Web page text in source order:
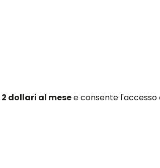
2 dollari al mesee consente l'accesso